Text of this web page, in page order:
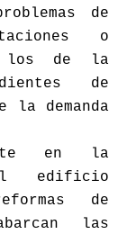
de
o
los de la
de
demanda
en la
edificio
de
las